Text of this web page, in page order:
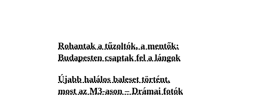
Rohantak a tűzoltók, a mentők:
Budapesten csaptak fel a lángok
Újabb halálos baleset történt,
most az M3-ason – Drámai fotók